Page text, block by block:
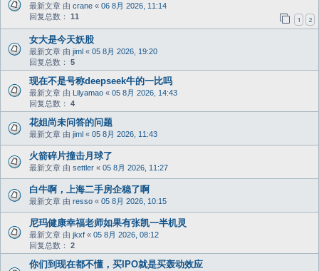
最新文章 由 crane « 06 8月 2026, 11:14
回复总数： 11 1 2
女大是今天妖股
最新文章 由 jiml « 05 8月 2026, 19:20
回复总数： 5
现在不是号称deepseek牛的一比吗
最新文章 由 Lilyamao « 05 8月 2026, 14:43
回复总数： 4
花姐尚未问答的问题
最新文章 由 jiml « 05 8月 2026, 11:43
火箭碎片撞击月球了
最新文章 由 settler « 05 8月 2026, 11:27
白牛啊，上海二手房企稳了啊
最新文章 由 resso « 05 8月 2026, 10:15
尼玛健康幸福老师如果有张凯一半机灵
最新文章 由 jkxf « 05 8月 2026, 08:12
回复总数： 2
你们到现在都不懂，买IPO就是买轰动效应